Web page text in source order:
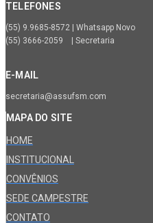
TELEFONES
(55) 9.9685-8572 | Whatsapp Novo
(55) 3666-2059 | Secretaria
E-MAIL
secretaria@assufsm.com
MAPA DO SITE
HOME
INSTITUCIONAL
CONVÊNIOS
SEDE CAMPESTRE
CONTATO